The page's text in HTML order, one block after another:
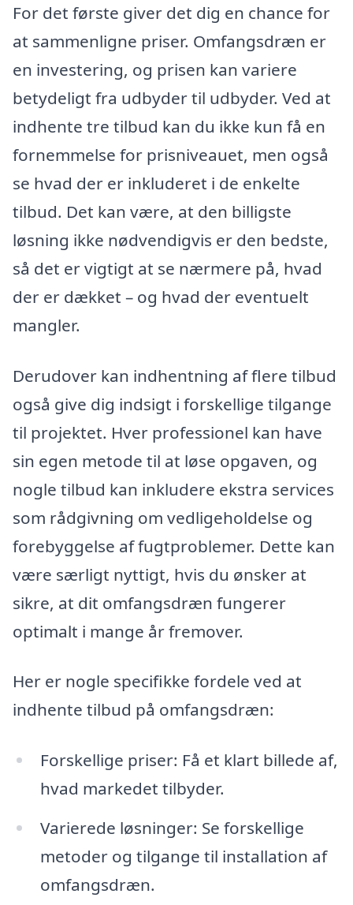
For det første giver det dig en chance for
at sammenligne priser. Omfangsdræn er
en investering, og prisen kan variere
betydeligt fra udbyder til udbyder. Ved at
indhente tre tilbud kan du ikke kun få en
fornemmelse for prisniveauet, men også
se hvad der er inkluderet i de enkelte
tilbud. Det kan være, at den billigste
løsning ikke nødvendigvis er den bedste,
så det er vigtigt at se nærmere på, hvad
der er dækket – og hvad der eventuelt
mangler.
Derudover kan indhentning af flere tilbud
også give dig indsigt i forskellige tilgange
til projektet. Hver professionel kan have
sin egen metode til at løse opgaven, og
nogle tilbud kan inkludere ekstra services
som rådgivning om vedligeholdelse og
forebyggelse af fugtproblemer. Dette kan
være særligt nyttigt, hvis du ønsker at
sikre, at dit omfangsdræn fungerer
optimalt i mange år fremover.
Her er nogle specifikke fordele ved at
indhente tilbud på omfangsdræn:
Forskellige priser: Få et klart billede af,
hvad markedet tilbyder.
Varierede løsninger: Se forskellige
metoder og tilgange til installation af
omfangsdræn.